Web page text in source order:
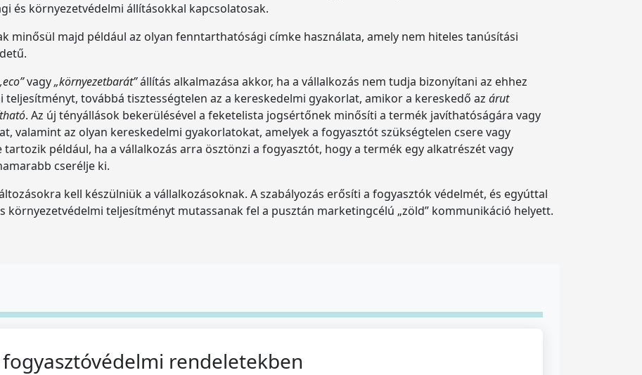
és környezetvédelmi állításokkal kapcsolatosak.
minősül majd például az olyan fenntarthatósági címke használata, amely nem hiteles tanúsítási
vagy„környezetbarát”állítás alkalmazása akkor, ha a vállalkozás nem tudja bizonyítani az ehhez
továbbá tisztességtelen az a kereskedelmi gyakorlat, amikor a kereskedő az árut
. Az új tényállások bekerülésével a feketelista jogsértőnek minősíti a termék javíthatóságára vagy
valamint az olyan kereskedelmi gyakorlatokat, amelyek a fogyasztót szükségtelen csere vagy
például, ha a vállalkozás arra ösztönzi a fogyasztót, hogy a termék egy alkatrészét vagy
cserélje ki.
kell készülniük a vállalkozásoknak. A szabályozás erősíti a fogyasztók védelmét, és egyúttal
környezetvédelmi teljesítményt mutassanak fel a pusztán marketingcélú „zöld” kommunikáció helyett.
rendeletekben